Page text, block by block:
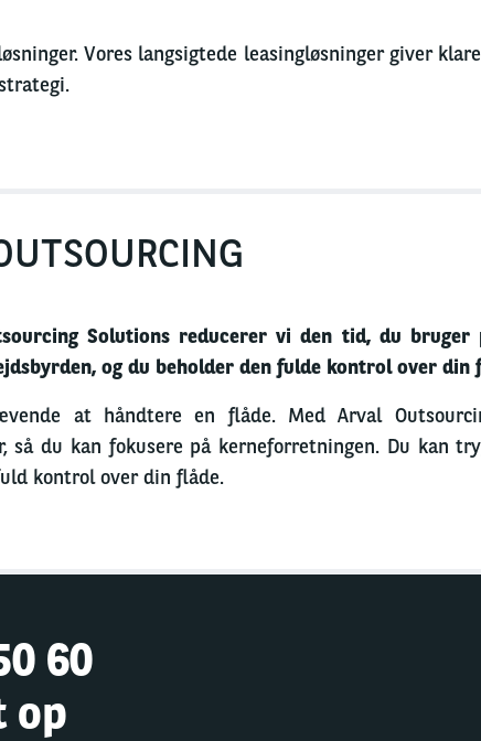
Vores langsigtede leasingløsninger giver
Solutions reducerer vi den tid, du
og du beholder den fulde kontrol over din
at håndtere en flåde. Med Arval
så du kan fokusere på kerneforretningen. Du kan
kontrol over din flåde.
60
op